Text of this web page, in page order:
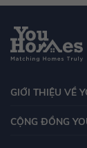
GIỚI THIỆU VỀ
CỘNG ĐỒNG